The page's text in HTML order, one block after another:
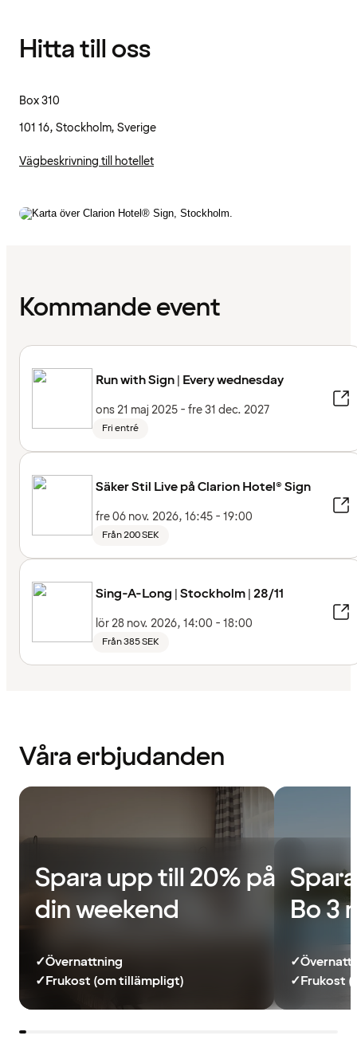
Hitta till oss
Box 310
101 16, Stockholm, Sverige
Vägbeskrivning till hotellet
Kommande event
Run with Sign | Every wednesday
ons 21 maj 2025 - fre 31 dec. 2027
Fri entré
Säker Stil Live på Clarion Hotel® Sign
fre 06 nov. 2026, 16:45 - 19:00
Från 200 SEK
Sing-A-Long | Stockholm | 28/11
lör 28 nov. 2026, 14:00 - 18:00
Från 385 SEK
Våra erbjudanden
Spara upp till 20% på
din weekend
✓Övernattning
✓Frukost (om tillämpligt)
Bo 3
✓
✓Frukost